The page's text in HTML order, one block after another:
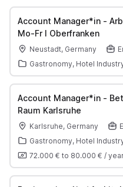
Account Manager*in -
Mo-Fr I Oberfranken
Neustadt, Germany
Gastronomy, Hotel
Account Manager*in -
Raum Karlsruhe
Karlsruhe, Germany
Gastronomy, Hotel
72.000 € to 80.000 € /